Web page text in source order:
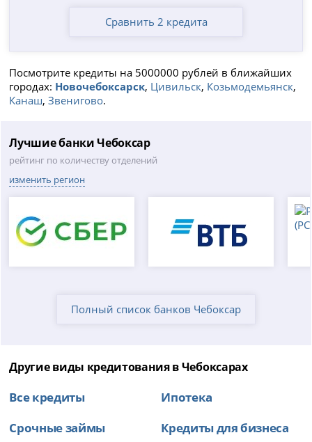
Сравнить 2 кредита
Посмотрите кредиты на 5000000 рублей в ближайших
городах: Новочебоксарск, Цивильск, Козьмодемьянск,
Канаш,Звенигово.
Лучшие банки Чебоксар
рейтинг по количеству отделений
изменить регион
Полный список банков Чебоксар
Другие виды кредитования в Чебоксарах
Все кредиты
Срочные займы
Ипотека
Кредиты для бизнеса